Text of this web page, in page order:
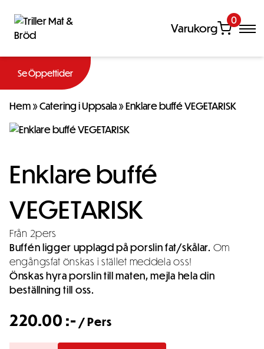
Varukorg
0
Se Öppettider
Hem»Catering i Uppsala»Enklare buffé VEGETARISK
Enklare buffé
VEGETARISK
Från 2pers
Buffén ligger upplagd på porslin fat/skålar. Om
engångsfat önskas i stället meddela oss!
Önskas hyra porslin till maten, mejla hela din
beställning till oss.
220.00 :- / Pers